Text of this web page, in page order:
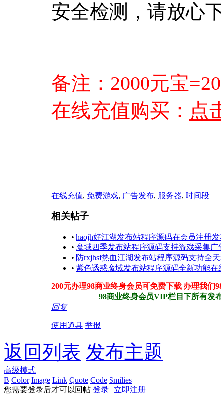
安全检测，请放心
备注：2000元宝
在线充值购买： 点
在线充值, 免费游戏, 广告发布, 服务器, 时间段
相关帖子
• haojh好江湖发布站程序源码在会员注册
• 魔域四季发布站程序源码支持游戏采集
• 防rxjhsf热血江湖发布站程序源码支持全
• 紫色诱惑魔域发布站程序源码全新功能在
200元办理98商业终身会员可免费下载 办理我们
98商业终身会员VIP栏目下所有发布站
回复
使用道具 举报
返回列表 发布主题
高级模式
B Color Image Link Quote Code Smilies
您需要登录后才可以回帖 登录 | 立即注册